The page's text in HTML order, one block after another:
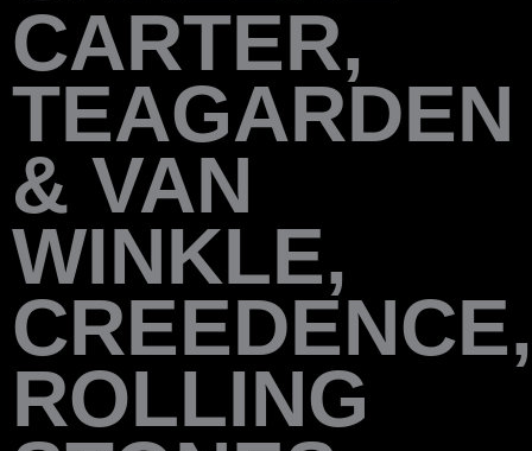
CARTER,
TEAGARDEN
& VAN
WINKLE,
CREEDENCE,
ROLLING